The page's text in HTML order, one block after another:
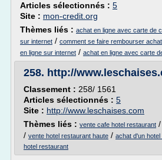
Articles sélectionnés : 5
Site : mon-credit.org
Thèmes liés : achat en ligne avec carte de
sur internet / comment se faire rembourser
en ligne sur internet / achat en ligne avec carte
258. http://
Classement : 258/ 1561
Articles sélectionnés : 5
Site : http://www.leschaises.com
Thèmes liés : vente cafe hotel restaurant /
/ vente hotel restaurant haute / achat d'un
hotel restaurant